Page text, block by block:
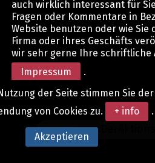
auch wirklich interessant für
Fragen oder Kommentare in
Website benutzen oder wie Sie
Firma oder ihres Geschäfts
wir sehr gerne Ihre schriftliche
Impressum
.
der Seite stimmen Sie der
von Cookies zu.
+ info .
Akzeptieren